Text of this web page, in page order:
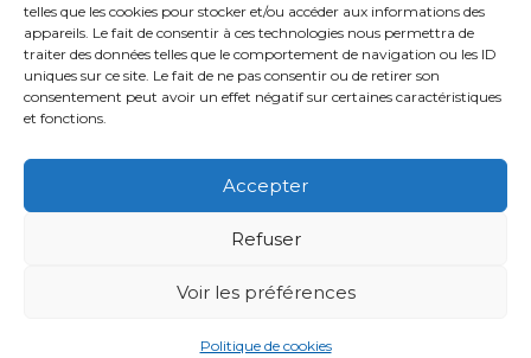
telles que les cookies pour stocker et/ou accéder aux informations des
appareils. Le fait de consentir à ces technologies nous permettra de
traiter des données telles que le comportement de navigation ou les ID
uniques sur ce site. Le fait de ne pas consentir ou de retirer son
consentement peut avoir un effet négatif sur certaines caractéristiques
et fonctions.
Accepter
Refuser
Voir les préférences
Politique de cookies
Conception site :Kalankaa
Mentions